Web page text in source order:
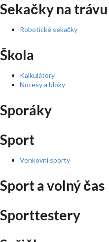
Sekačky na trávu
Robotické sekačky
Škola
Kalkulátory
Notesy a bloky
Sporáky
Sport
Venkovní sporty
Sport a volný čas
Sporttestery